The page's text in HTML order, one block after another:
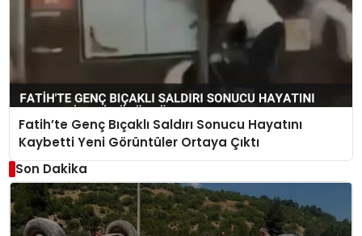
Fatih’te Genç Bıçaklı Saldırı Sonucu Hayatını
Kaybetti Yeni Görüntüler Ortaya Çıktı
Son Dakika